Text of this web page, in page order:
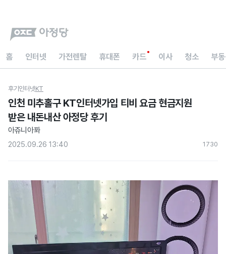
홈 인터넷 가전렌탈 휴대폰 카드 이사 청소 부
후기 인터넷KT
인천 미추홀구 KT인터넷가입 티비 요금 현금지원
받은 내돈내산 아정당 후기
아쥬니아퐈
2025.09.26 13:40
1730